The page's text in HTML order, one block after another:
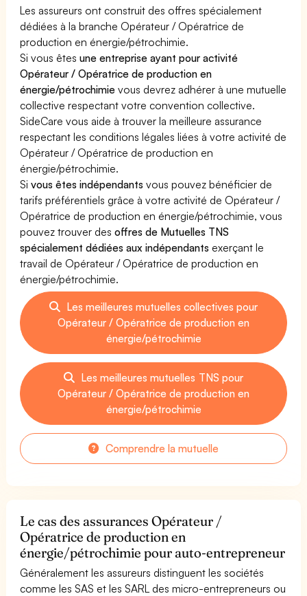
Les assureurs ont construit des offres spécialement
dédiées à la branche Opérateur / Opératrice de
production en énergie/pétrochimie.
Si vous êtesune entreprise ayant pour activité
Opérateur / Opératrice de production en
énergie/pétrochimie vous devrez adhérer à une mutuelle
collective respectant votre convention collective.
SideCare vous aide à trouver la meilleure assurance
respectant les conditions légales liées à votre activité de
Opérateur / Opératrice de production en
énergie/pétrochimie.
Sivous êtes indépendants vous pouvez bénéficier de
tarifs préférentiels grâce à votre activité de Opérateur /
Opératrice de production en énergie/pétrochimie, vous
pouvez trouver desoffres de Mutuelles TNS
spécialement dédiées aux indépendants exerçant le
travail de Opérateur / Opératrice de production en
énergie/pétrochimie.
Les meilleures mutuelles collectives pour
Opérateur / Opératrice de production en
énergie/pétrochimie
Les meilleures mutuelles TNS pour
Opérateur / Opératrice de production en
énergie/pétrochimie
Comprendre la mutuelle
Le cas des assurances Opérateur /
Opératrice de production en
énergie/pétrochimie pour auto-entrepreneur
Généralement les assureurs distinguent les sociétés
comme les SAS et les SARL des micro-entrepreneurs ou